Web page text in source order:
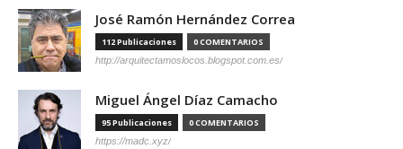
José Ramón Hernández Correa
112 Publicaciones 0 COMENTARIOS
http://arquitectamoslocos.blogspot.com.es/
Miguel Ángel Díaz Camacho
95 Publicaciones 0 COMENTARIOS
https://madc.xyz/